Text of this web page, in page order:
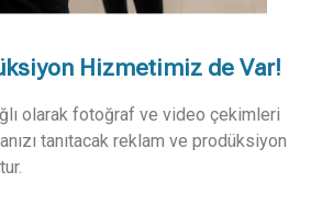
Hizmetimiz de Var!
olarak fotoğraf ve video çekimleri
tanıtacak reklam ve prodüksiyon